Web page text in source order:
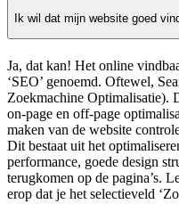
Ik wil dat mijn website goed
Ja, dat kan! Het online
‘SEO’ genoemd. Oftewel,
Zoekmachine Optimalisatie).
on-page en off-page
maken van de website
Dit bestaat uit het
performance, goede design
terugkomen op de pagina’s.
erop dat je het selectieveld